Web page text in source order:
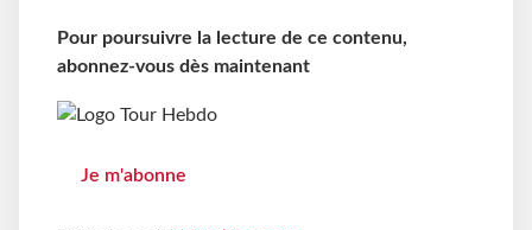
Pour poursuivre la lecture de ce contenu,
abonnez-vous dès maintenant
Je m'abonne